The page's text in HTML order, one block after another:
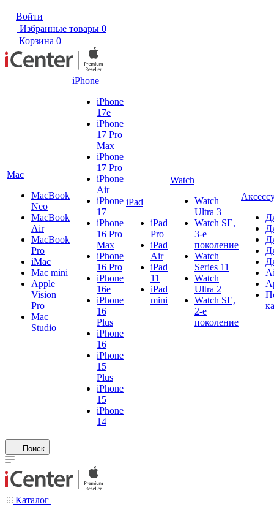
Войти
Избранные товары 0
Корзина 0
Mac
MacBook
Neo
MacBook
Air
MacBook
Pro
iMac
Mac mini
Apple
Vision
Pro
Mac
Studio
iPhone
iPhone
17e
iPhone
17 Pro
Max
iPhone
17 Pro
iPhone
Air
iPhone
17
iPhone
16 Pro
Max
iPhone
16 Pro
iPhone
16e
iPhone
16
Plus
iPhone
16
iPhone
15
Plus
iPhone
15
iPhone
14
iPad
iPad
Pro
iPad
Air
iPad
11
iPad
mini
Watch
Watch
Ultra 3
Watch SE,
3-е
поколение
Watch
Series 11
Watch
Ultra 2
Watch SE,
2-е
поколение
Поиск
Каталог